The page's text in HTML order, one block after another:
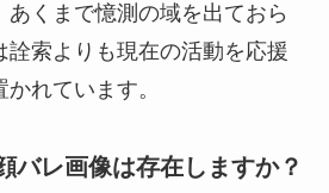
くまで憶測の域を出ておら
詮索よりも現在の活動を応援
れています。
バレ画像は存在しますか？